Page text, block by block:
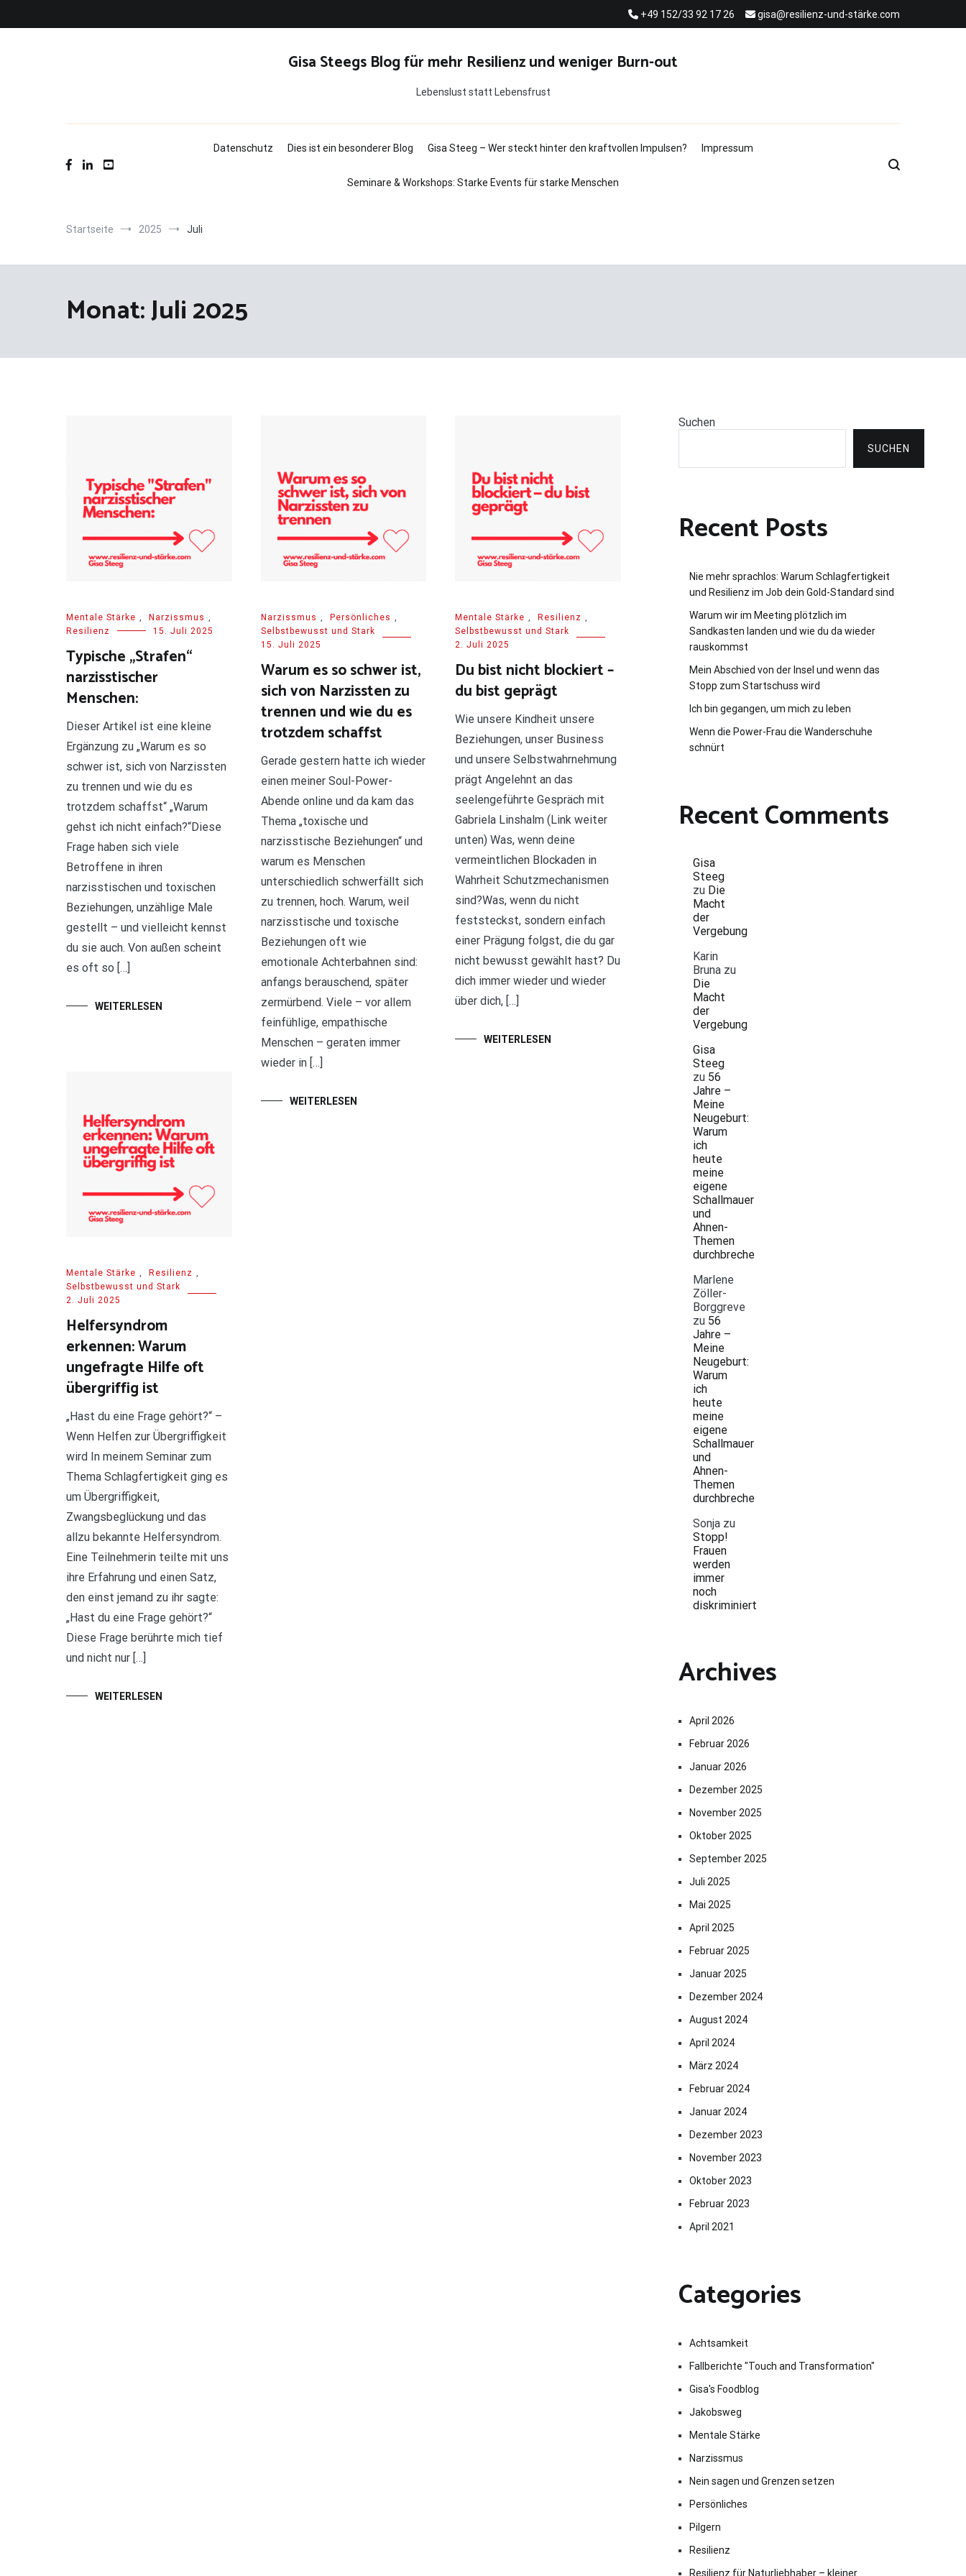
+49 152/33 92 17 26 gisa@resilienz-und-stärke.com
Gisa Steegs Blog für mehr Resilienz und weniger Burn-out
Lebenslust statt Lebensfrust
Datenschutz Dies ist ein besonderer Blog Gisa Steeg – Wer steckt hinter den kraftvollen Impulsen? Impressum
Seminare & Workshops: Starke Events für starke Menschen
Startseite 2025 Juli
Monat:Juli 2025
Mentale Stärke Narzissmus
Resilienz
15. Juli 2025
Typische „Strafen“
narzisstischer
Menschen:
Dieser Artikel ist eine kleine
Ergänzung zu „Warum es so
schwer ist, sich von Narzissten
zu trennen und wie du es
trotzdem schaffst“ „Warum
gehst ich nicht einfach?“Diese
Frage haben sich viele
Betroffene in ihren
narzisstischen und toxischen
Beziehungen, unzählige Male
gestellt – und vielleicht kennst
du sie auch. Von außen scheint
es oft so […]
WEITERLESEN
Narzissmus Persönliches
Selbstbewusst und Stark
15. Juli 2025
Warum es so schwer ist,
sich von Narzissten zu
trennen und wie du es
trotzdem schaffst
Gerade gestern hatte ich wieder
einen meiner Soul-Power-
Abende online und da kam das
Thema „toxische und
narzisstische Beziehungen“ und
warum es Menschen
unterschiedlich schwerfällt sich
zu trennen, hoch. Warum, weil
narzisstische und toxische
Beziehungen oft wie
emotionale Achterbahnen sind:
anfangs berauschend, später
zermürbend. Viele – vor allem
feinfühlige, empathische
Menschen – geraten immer
wieder in […]
WEITERLESEN
Mentale Stärke Resilienz
Selbstbewusst und Stark
2. Juli 2025
Du bist nicht blockiert –
du bist geprägt
Wie unsere Kindheit unsere
Beziehungen, unser Business
und unsere Selbstwahrnehmung
prägt Angelehnt an das
seelengeführte Gespräch mit
Gabriela Linshalm (Link weiter
unten) Was, wenn deine
vermeintlichen Blockaden in
Wahrheit Schutzmechanismen
sind?Was, wenn du nicht
feststeckst, sondern einfach
einer Prägung folgst, die du gar
nicht bewusst gewählt hast? Du
dich immer wieder und wieder
über dich, […]
WEITERLESEN
Mentale Stärke , Resilienz ,
Selbstbewusst und Stark
2. Juli 2025
Helfersyndrom
erkennen: Warum
ungefragte Hilfe oft
übergriffig ist
„Hast du eine Frage gehört?“ –
Wenn Helfen zur Übergriffigkeit
wird In meinem Seminar zum
Thema Schlagfertigkeit ging es
um Übergriffigkeit,
Zwangsbeglückung und das
allzu bekannte Helfersyndrom.
Eine Teilnehmerin teilte mit uns
ihre Erfahrung und einen Satz,
den einst jemand zu ihr sagte:
„Hast du eine Frage gehört?“
Diese Frage berührte mich tief
und nicht nur […]
WEITERLESEN
Suchen
SUCHEN
Recent Posts
Nie mehr sprachlos: Warum Schlagfertigkeit
und Resilienz im Job dein Gold-Standard sind
Warum wir im Meeting plötzlich im
Sandkasten landen und wie du da wieder
rauskommst
Mein Abschied von der Insel und wenn das
Stopp zum Startschuss wird
Ich bin gegangen, um mich zu leben
Wenn die Power-Frau die Wanderschuhe
schnürt
Recent Comments
Gisa
Steeg
zu Die
Macht
der
Vergebung
Karin
Bruna zu
Die
Macht
der
Vergebung
Gisa
Steeg
zu 56
Jahre –
Meine
Neugeburt:
Warum
ich
heute
meine
eigene
Schallmauer
und
Ahnen-
Themen
durchbreche
Marlene
Zöller-
Borggreve
zu 56
Jahre –
Meine
Neugeburt:
Warum
ich
heute
meine
eigene
Schallmauer
und
Ahnen-
Themen
durchbreche
Sonja zu
Stopp!
Frauen
werden
immer
noch
diskriminiert
Archives
April 2026
Februar 2026
Januar 2026
Dezember 2025
November 2025
Oktober 2025
September 2025
Juli 2025
Mai 2025
April 2025
Februar 2025
Januar 2025
Dezember 2024
August 2024
April 2024
März 2024
Februar 2024
Januar 2024
Dezember 2023
November 2023
Oktober 2023
Februar 2023
April 2021
Categories
Achtsamkeit
Fallberichte "Touch and Transformation"
Gisa's Foodblog
Jakobsweg
Mentale Stärke
Narzissmus
Nein sagen und Grenzen setzen
Persönliches
Pilgern
Resilienz
Resilienz für Naturliebhaber – kleiner